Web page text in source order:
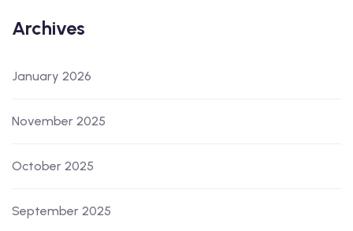
Archives
January 2026
November 2025
October 2025
September 2025